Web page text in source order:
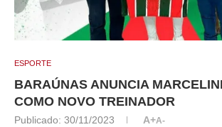
ESPORTE
BARAÚNAS ANUNCIA
COMO NOVO TREINADOR
Publicado: 30/11/2023 A+A-